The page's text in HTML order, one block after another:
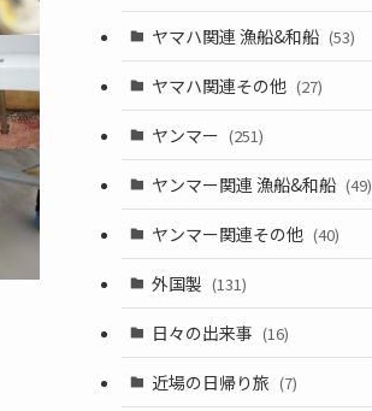
ヤマハ関連 漁船&和船 (53)
ヤマハ関連その他 (27)
ヤンマー (251)
ヤンマー関連 漁船&和船 (49)
ヤンマー関連その他 (40)
外国製 (131)
日々の出来事 (16)
近場の日帰り旅 (7)